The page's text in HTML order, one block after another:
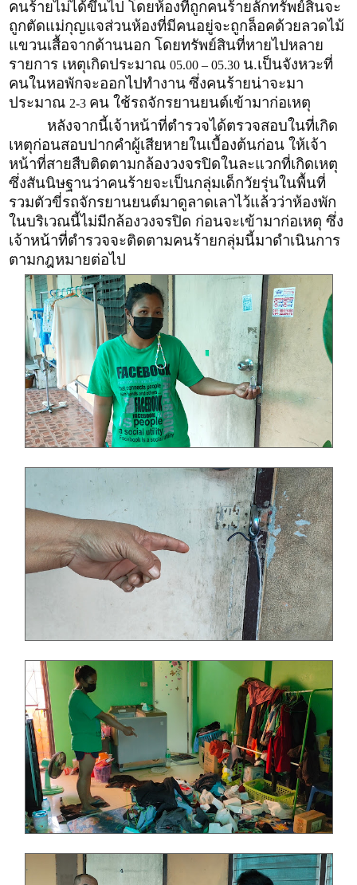
คนร้ายไม่ได้ขึ้นไป โดยห้องที่ถูกคนร้ายลักทรัพย์สินจะ
ถูกตัดแม่กุญแจส่วนห้องที่มีคนอยู่จะถูกล็อคด้วยลวดไม้
แขวนเสื้อจากด้านนอก โดยทรัพย์สินที่หายไปหลาย
รายการ เหตุเกิดประมาณ 05.00 – 05.30 น.เป็นจังหวะที่
คนในหอพักจะออกไปทำงานซึ่งคนร้ายน่าจะมา
ประมาณ 2-3 คน ใช้รถจักรยานยนต์เข้ามาก่อเหตุ
หลังจากนี้เจ้าหน้าที่ตำรวจได้ตรวจสอบในที่เกิด
เหตุก่อนสอบปากคำผู้เสียหายในเบื้องต้นก่อน ให้เจ้า
หน้าที่สายสืบติดตามกล้องวงจรปิดในละแวกที่เกิดเหตุ
ซึ่งสันนิษฐานว่าคนร้ายจะเป็นกลุ่มเด็กวัยรุ่นในพื้นที่
รวมตัวขี่รถจักรยานยนต์มาดูลาดเลาไว้แล้วว่าห้องพัก
ในบริเวณนี้ไม่มีกล้องวงจรปิด ก่อนจะเข้ามาก่อเหตุ ซึ่ง
เจ้าหน้าที่ตำรวจจะติดตามคนร้ายกลุ่มนี้มาดำเนินการ
ตามกฎหมายต่อไป